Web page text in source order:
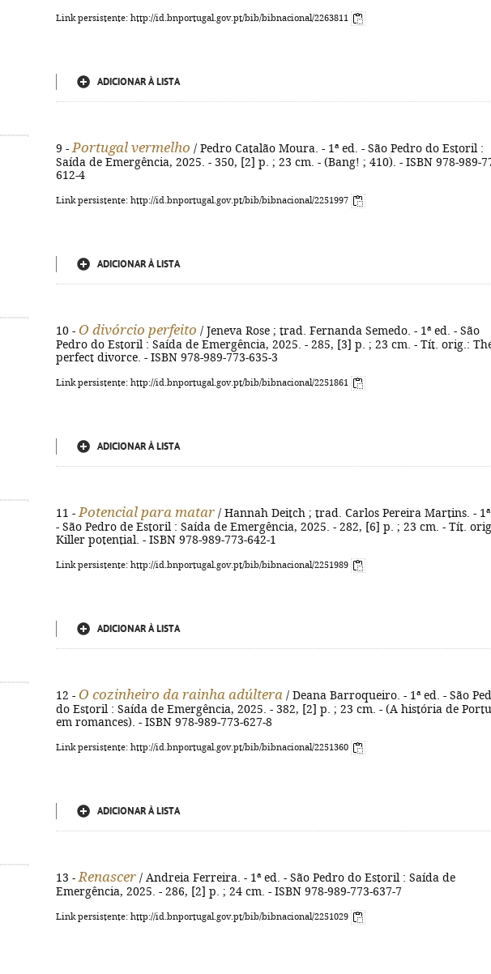
Link persistente: http://id.bnportugal.gov.pt/bib/bibnacional/2263811
ADICIONAR À LISTA
9 - Portugal vermelho / Pedro Catalão Moura. - 1ª ed. - São Pedro do Estoril :
Saída de Emergência, 2025. - 350, [2] p. ; 23 cm. - (Bang! ; 410). - ISBN 978-989-
612-4
Link persistente: http://id.bnportugal.gov.pt/bib/bibnacional/2251997
ADICIONAR À LISTA
10 - O divórcio perfeito / Jeneva Rose ; trad. Fernanda Semedo. - 1ª ed. - São
Pedro do Estoril : Saída de Emergência, 2025. - 285, [3] p. ; 23 cm. - Tít. orig.:
perfect divorce. - ISBN 978-989-773-635-3
Link persistente: http://id.bnportugal.gov.pt/bib/bibnacional/2251861
ADICIONAR À LISTA
11 - Potencial para matar / Hannah Deitch ; trad. Carlos Pereira Martins. - 1ª
- São Pedro de Estoril : Saída de Emergência, 2025. - 282, [6] p. ; 23 cm. - Tít.
Killer potential. - ISBN 978-989-773-642-1
Link persistente: http://id.bnportugal.gov.pt/bib/bibnacional/2251989
ADICIONAR À LISTA
12 - O cozinheiro da rainha adúltera / Deana Barroqueiro. - 1ª ed. - São
do Estoril : Saída de Emergência, 2025. - 382, [2] p. ; 23 cm. - (A história de
em romances). - ISBN 978-989-773-627-8
Link persistente: http://id.bnportugal.gov.pt/bib/bibnacional/2251360
ADICIONAR À LISTA
13 - Renascer / Andreia Ferreira. - 1ª ed. - São Pedro do Estoril : Saída de
Emergência, 2025. - 286, [2] p. ; 24 cm. - ISBN 978-989-773-637-7
Link persistente: http://id.bnportugal.gov.pt/bib/bibnacional/2251029